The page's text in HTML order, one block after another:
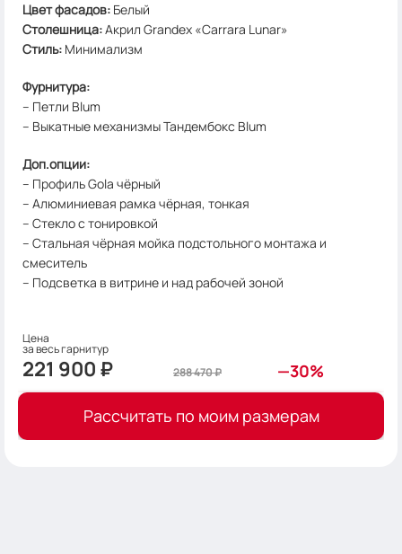
Цвет фасадов: Белый
Столешница:Акрил Grandex «Carrara Lunar»
Стиль: Минимализм
Фурнитура:
– Петли Blum
– Выкатные механизмы Тандембокс Blum
Доп.опции:
– Профиль Gola чёрный
– Алюминиевая рамка чёрная, тонкая
– Стекло с тонировкой
– Стальная чёрная мойка подстольного монтажа и
смеситель
– Подсветка в витрине и над рабочей зоной
Цена
за весь га​​​​рнитур
221 900 ₽ 288 470₽ —30%
Рассчитать по моим размерам